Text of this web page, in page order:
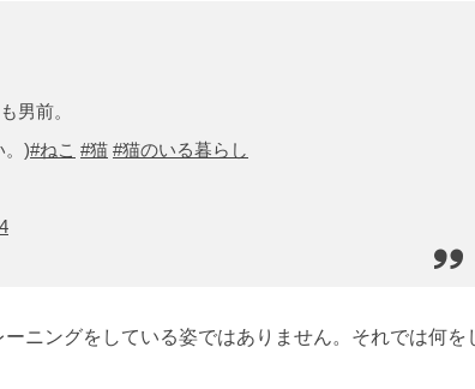
男前。
。)#ねこ #猫 #猫のいる暮らし
ニングをしている姿ではありません。それでは何を